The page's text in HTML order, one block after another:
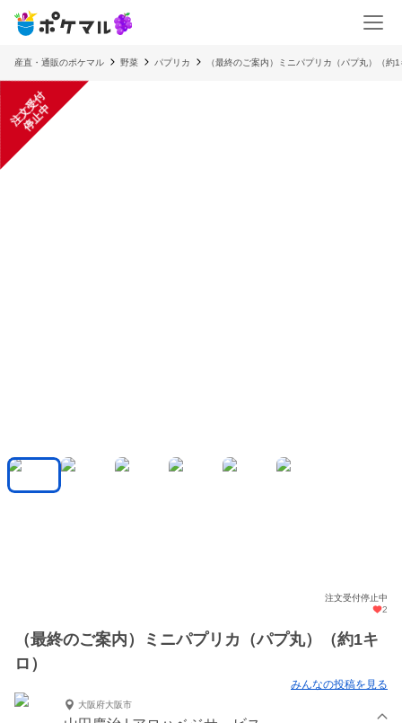
産直・通販のポケマル 野菜 パプリカ （最終のご案内）ミニパプリカ（パプ丸）（約
注
文
受
付
停
止
中
注文受付停止中
2
（最終のご案内）ミニパプリカ（パプ丸）（約1キ
ロ）
みんなの投稿を見る
大阪府大阪市